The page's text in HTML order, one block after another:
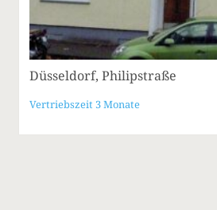
Düsseldorf, Philipstraße
Vertriebszeit 3 Monate